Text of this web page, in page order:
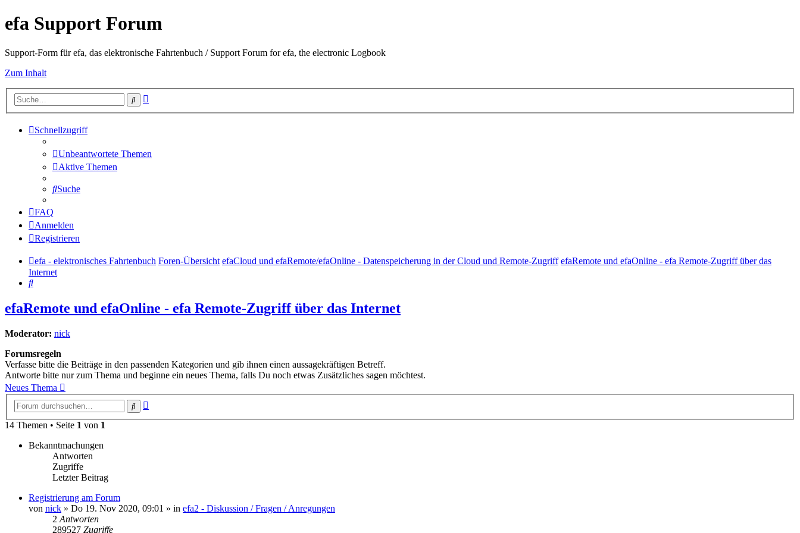
efa Support Forum
Support-Form für efa, das elektronische Fahrtenbuch / Support Forum for efa, the electronic Logbook
Zum Inhalt
Suche
Schnellzugriff
Unbeantwortete Themen
Aktive Themen
Suche
FAQ
Anmelden
Registrieren
efa - elektronisches Fahrtenbuch Foren-Übersicht efaCloud und efaRemote/efaOnline - Datenspeicherung in der Cloud und Remote-Zugriff efaRemote und efaOnline - efa Remote-Zugriff über das
Internet
Suche
efaRemote und efaOnline - efa Remote-Zugriff über das Internet
Moderator: nick
Forumsregeln
Verfasse bitte die Beiträge in den passenden Kategorien und gib ihnen einen aussagekräftigen Betreff.
Antworte bitte nur zum Thema und beginne ein neues Thema, falls Du noch etwas Zusätzliches sagen möchtest.
Neues Thema
Suche
14 Themen • Seite 1 von 1
Bekanntmachungen
Antworten
Zugriffe
Letzter Beitrag
Registrierung am Forum
von nick » Do 19. Nov 2020, 09:01 » in efa2 - Diskussion / Fragen / Anregungen
2 Antworten
289527 Zugriffe